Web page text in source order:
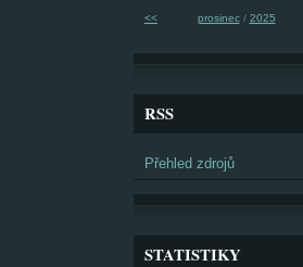
<< prosinec/ 2025
RSS
Přehled zdrojů
STATISTIKY